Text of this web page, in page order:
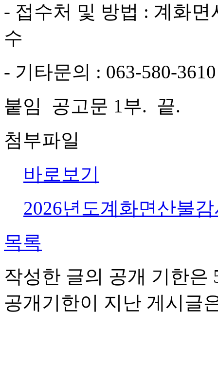
- 접수처 및 방법 : 계화
수
- 기타문의 : 063-580-3610
붙임 공고문 1부. 끝.
첨부파일
바로보기
2026년도계화면산불
목록
작성한 글의 공개 기한은
공개기한이 지난 게시글